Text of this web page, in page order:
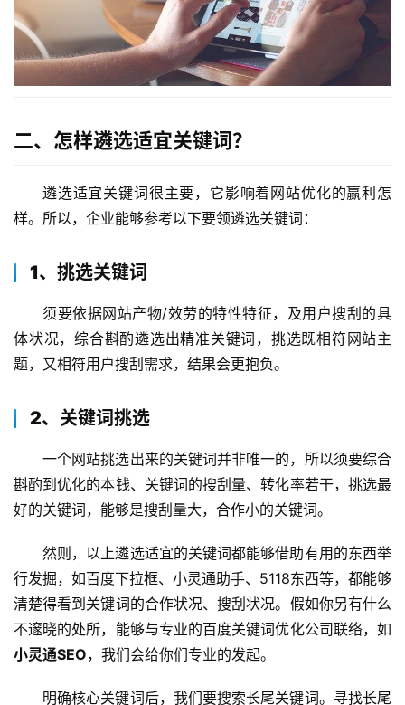
二、怎样遴选适宜关键词？
遴选适宜关键词很主要，它影响着网站优化的赢利怎
样。所以，企业能够参考以下要领遴选关键词：
1、挑选关键词
须要依据网站产物/效劳的特性特征，及用户搜刮的具
体状况，综合斟酌遴选出精准关键词，挑选既相符网站主
题，又相符用户搜刮需求，结果会更抱负。
2、关键词挑选
一个网站挑选出来的关键词并非唯一的，所以须要综合
斟酌到优化的本钱、关键词的搜刮量、转化率若干，挑选最
好的关键词，能够是搜刮量大，合作小的关键词。
然则，以上遴选适宜的关键词都能够借助有用的东西举
行发掘，如百度下拉框、小灵通助手、5118东西等，都能够
清楚得看到关键词的合作状况、搜刮状况。假如你另有什么
不邃晓的处所，能够与专业的百度关键词优化公司联络，如
小灵通SEO，我们会给你们专业的发起。
明确核心关键词后，我们要搜索长尾关键词。寻找长尾